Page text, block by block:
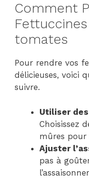
Comment
tomates
Pour rendre vos
délicieuses, voici
suivre.
Utiliser
Choisissez
mûres
Ajuster
pas à